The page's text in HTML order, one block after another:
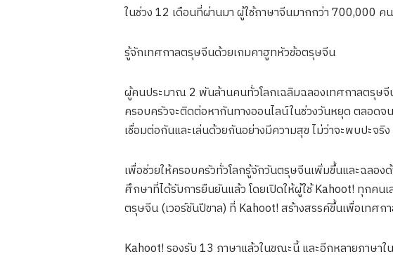
ในช่วง 12 เดือนที่ผ่านมา ผู้ใช้ภาษาจีนมากกว่า 700,000
รู้จักเทศกาลตรุษจีนด้วยเกมคาฮูทหัวข้อตรุษจีน
ผู้คนประมาณ 2 พันล้านคนทั่วโลกเฉลิมฉลองเทศกาลตรุษ
ครอบครัวจะติดต่อหากันทางออนไลน์ในช่วงวันหยุด ตลอด
เชื่อมต่อกันและเล่นด้วยกันอย่างมีความสุข ไม่ว่าจะพบปะจ
เพื่อช่วยให้ครอบครัวทั่วโลกรู้จักวันตรุษจีนเพิ่มขึ้นและฉลอ
ศึกษาที่ได้รับการยืนยันแล้ว โดยเปิดให้ผู้ใช้ Kahoot! ทุกคน
ตรุษจีน (เวอร์ชันปีขาล) ที่ Kahoot! สร้างสรรค์ขึ้นเพื่อเทศ
Kahoot! รองรับ 13 ภาษาแล้วในขณะนี้ และอีกหลายภาษาใ